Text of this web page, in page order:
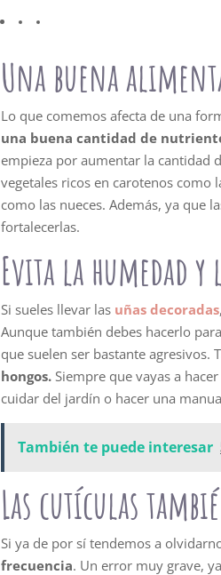
Una buena
Lo que comemos afecta de una
una buena cantidad de
empieza por aumentar la cantidad
vegetales ricos en carotenos como
como las nueces. Además, ya que
fortalecerlas.
Evita la humedad
Si sueles llevar las uñas decoradas
Aunque también debes hacerlo
que suelen ser bastante agresivos.
hongos.Siempre que vayas a
cuidar del jardín o hacer una
También te puede interesar
Las cutículas
Si ya de por sí tendemos a
frecuencia. Un error muy grave,